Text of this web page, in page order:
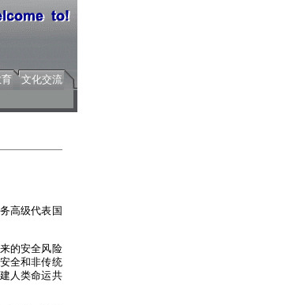
文化交流
高级代表国
的安全风险
全和非传统
人类命运共